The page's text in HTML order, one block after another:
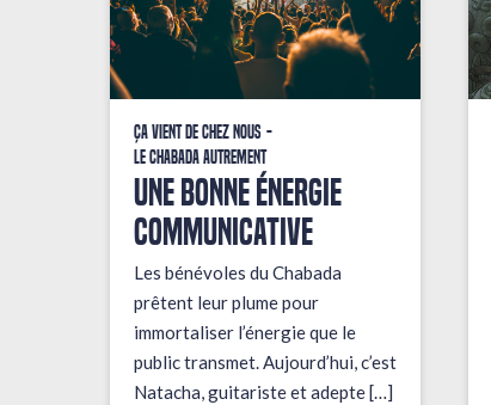
Ça vient de chez nous
Le Chabada autrement
une bonne énergie
communicative
Les bénévoles du Chabada
prêtent leur plume pour
immortaliser l’énergie que le
public transmet. Aujourd’hui, c’est
Natacha, guitariste et adepte […]